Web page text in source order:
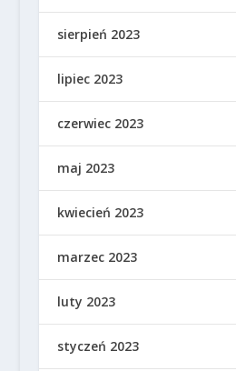
sierpień 2023
lipiec 2023
czerwiec 2023
maj 2023
kwiecień 2023
marzec 2023
luty 2023
styczeń 2023